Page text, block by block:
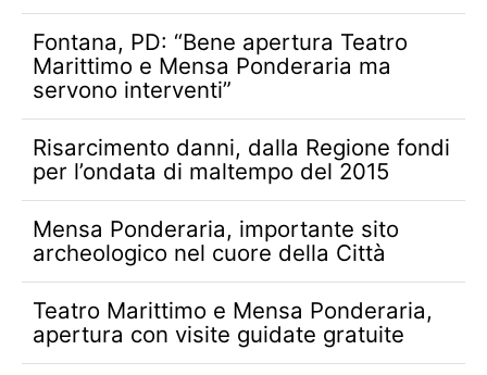
Fontana, PD: “Bene apertura Teatro
Marittimo e Mensa Ponderaria ma
servono interventi”
Risarcimento danni, dalla Regione fondi
per l’ondata di maltempo del 2015
Mensa Ponderaria, importante sito
archeologico nel cuore della Città
Teatro Marittimo e Mensa Ponderaria,
apertura con visite guidate gratuite